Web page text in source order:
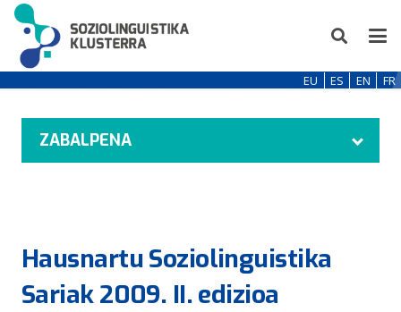
EU ES EN FR
ZABALPENA
Hausnartu Soziolinguistika
Sariak 2009. II. edizioa